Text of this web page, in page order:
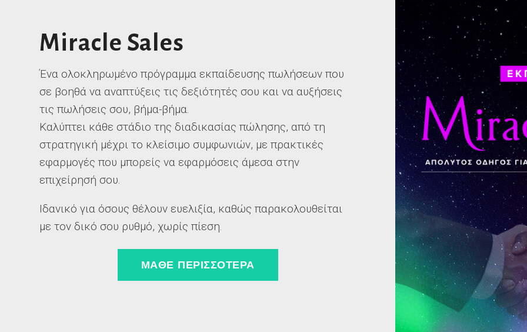
Miracle Sales
Ένα ολοκληρωμένο πρόγραμμα εκπαίδευσης πωλήσεων που
σε βοηθά να αναπτύξεις τις δεξιότητές σου και να αυξήσεις
τις πωλήσεις σου, βήμα-βήμα.
Καλύπτει κάθε στάδιο της διαδικασίας πώλησης, από τη
στρατηγική μέχρι το κλείσιμο συμφωνιών, με πρακτικές
εφαρμογές που μπορείς να εφαρμόσεις άμεσα στην
επιχείρησή σου.
Ιδανικό για όσους θέλουν ευελιξία, καθώς παρακολουθείται
με τον δικό σου ρυθμό, χωρίς πίεση.
ΜΑΘΕ ΠΕΡΙΣΣΟΤΕΡΑ